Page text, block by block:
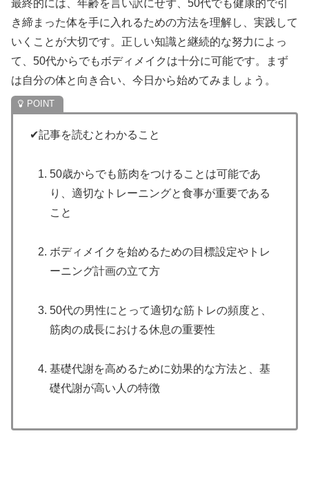
最終的には、年齢を言い訳にせず、50代でも健康的で引
き締まった体を手に入れるための方法を理解し、実践して
いくことが大切です。正しい知識と継続的な努力によっ
て、50代からでもボディメイクは十分に可能です。まず
は自分の体と向き合い、今日から始めてみましょう。
✔記事を読むとわかること
50歳からでも筋肉をつけることは可能であ
り、適切なトレーニングと食事が重要である
こと
ボディメイクを始めるための目標設定やトレ
ーニング計画の立て方
50代の男性にとって適切な筋トレの頻度と、
筋肉の成長における休息の重要性
基礎代謝を高めるために効果的な方法と、基
礎代謝が高い人の特徴